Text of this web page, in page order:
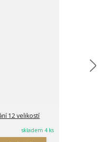
12 velikostí
skladem 4 ks